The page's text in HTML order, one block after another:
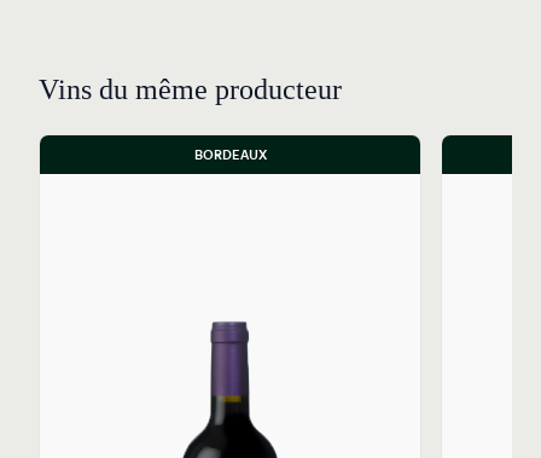
Vins du même producteur
BORDEAUX